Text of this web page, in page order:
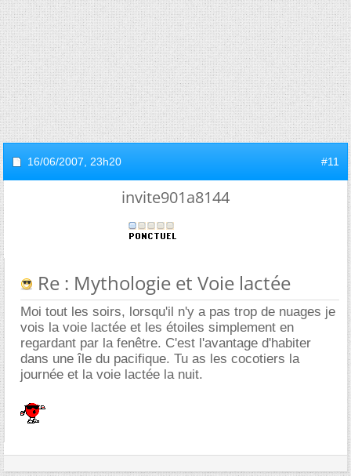
16/06/2007, 23h20 #11
invite901a8144
Re : Mythologie et Voie lactée
Moi tout les soirs, lorsqu'il n'y a pas trop de nuages je
vois la voie lactée et les étoiles simplement en
regardant par la fenêtre. C'est l'avantage d'habiter
dans une île du pacifique. Tu as les cocotiers la
journée et la voie lactée la nuit.